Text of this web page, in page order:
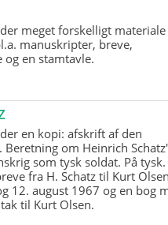
meget forskelligt
manuskripter, breve,
en stamtavle.
en kopi: afskrift af den
Beretning om Heinrich Schatz'
som tysk soldat. På tysk.
fra H. Schatz til Kurt
12. august 1967 og en bog
til Kurt Olsen.